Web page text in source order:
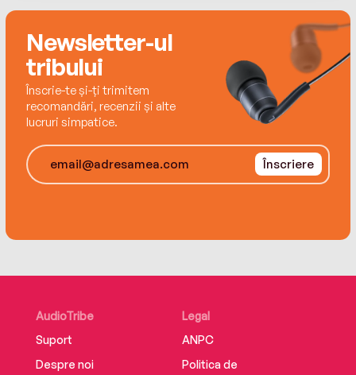
Newsletter-ul
tribului
Înscrie-te și-ți trimitem
recomandări, recenzii și alte
lucruri simpatice.
Înscriere
AudioTribe
Suport
Despre noi
Legal
ANPC
Politica de